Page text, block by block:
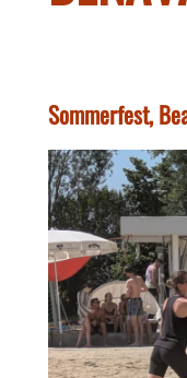
Sommerfest,